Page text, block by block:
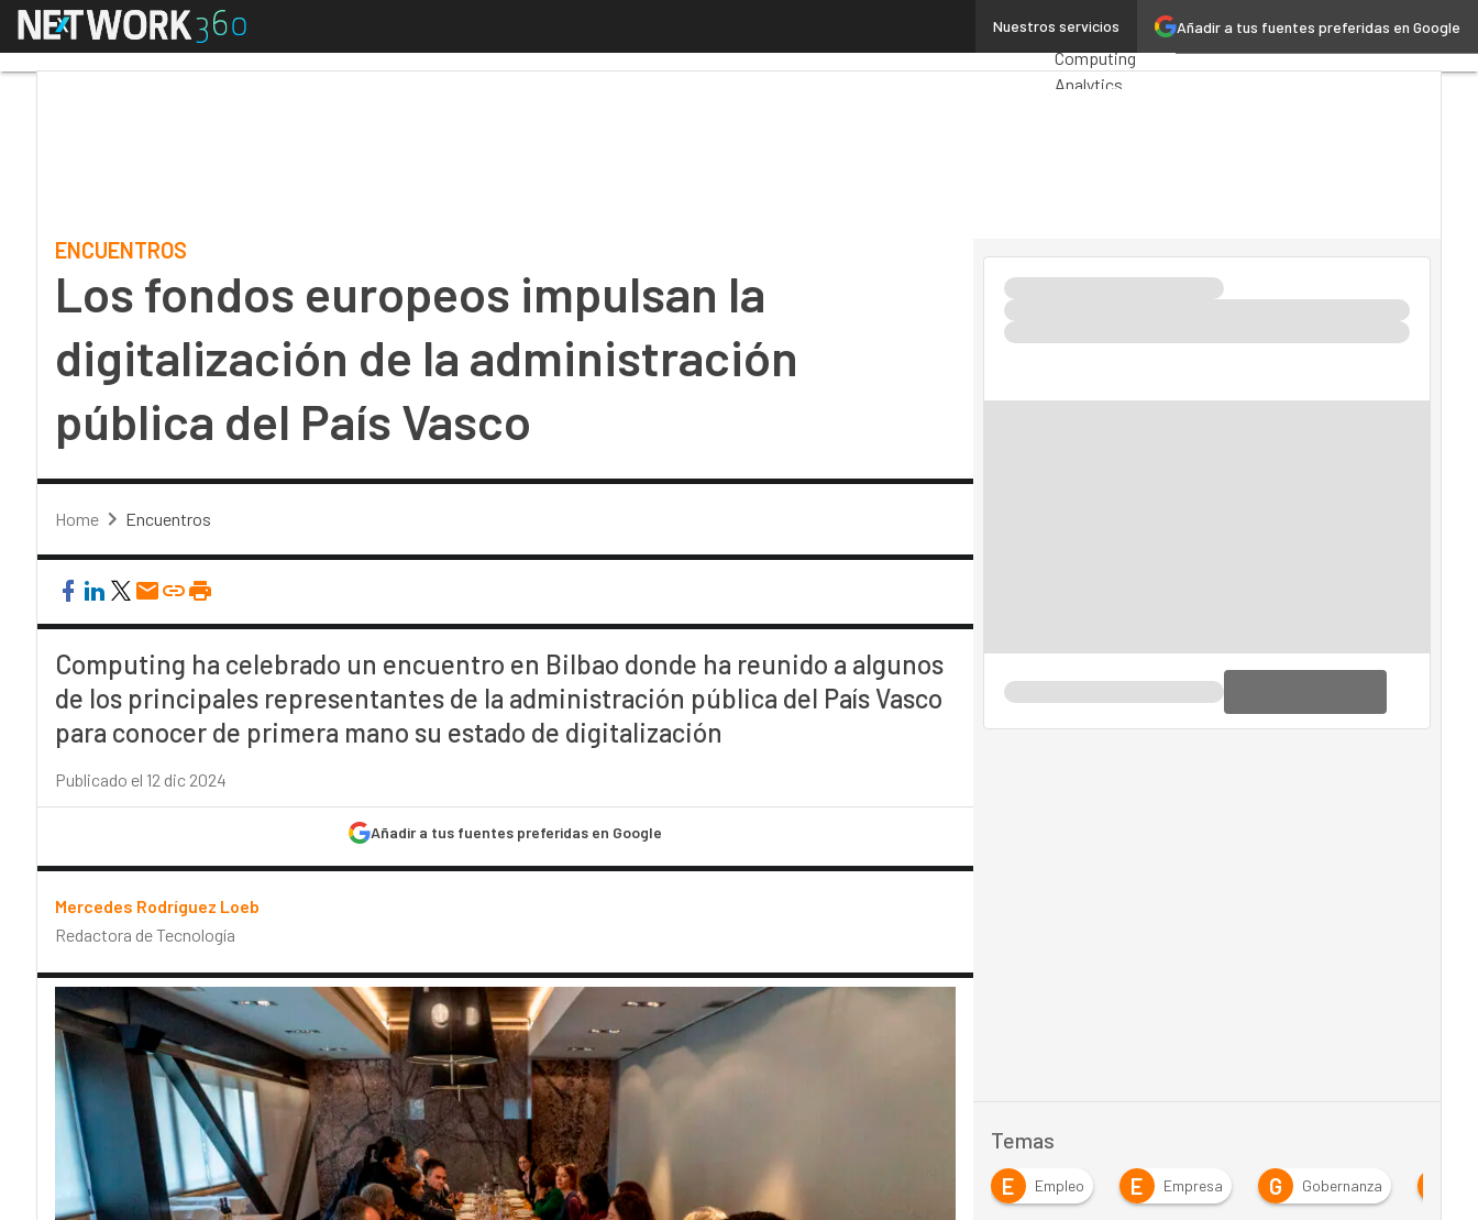
Añadir a tus fuentes preferidas en Google
Nuestros servicios
Menú Los fondos europeos impulsan la digitalización de la administración pública del País Vasco Premios
Computing
Analytics
ENCUENTROS
Los fondos europeos impulsan la
digitalización de la administración
pública del País Vasco
Home Encuentros
Computing ha celebrado un encuentro en Bilbao donde ha reunido a algunos
de los principales representantes de la administración pública del País Vasco
para conocer de primera mano su estado de digitalización
Publicado el 12 dic 2024
Añadir a tus fuentes preferidas en Google
Mercedes Rodríguez Loeb
Redactora de Tecnología
Temas
E Empleo E Empresa G Gobernanza